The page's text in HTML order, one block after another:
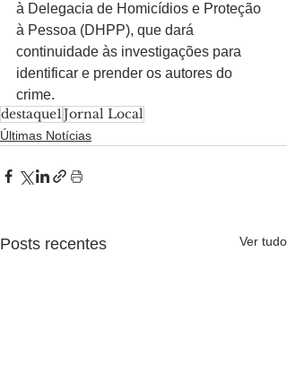
à Delegacia de Homicídios e Proteção
à Pessoa (DHPP), que dará
continuidade às investigações para
identificar e prender os autores do
crime.
destaque1Jornal Local
Últimas Notícias
Posts recentes Ver tudo